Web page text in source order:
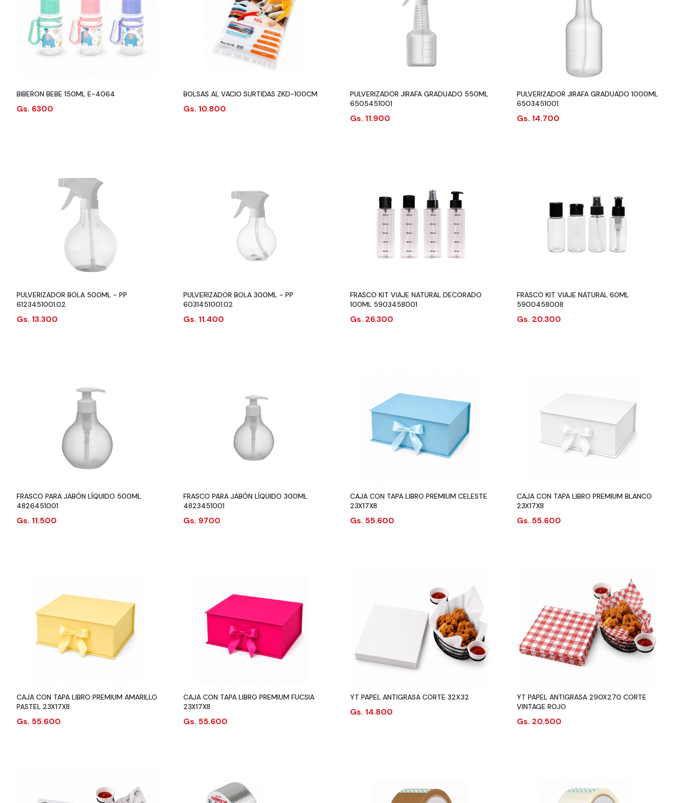
BIBERON BEBE 150ML E-4064
Gs. 6300
BOLSAS AL VACIO SURTIDAS ZKD-100CM
Gs. 10.800
PULVERIZADOR JIRAFA GRADUADO 550ML
6505451001
Gs. 11.900
PULVERIZADOR JIRAFA GRADUADO 1000ML
6503451001
Gs. 14.700
PULVERIZADOR BOLA 500ML - PP
6123451001.02
Gs. 13.300
PULVERIZADOR BOLA 300ML - PP
6031451001.02
Gs. 11.400
FRASCO KIT VIAJE NATURAL DECORADO
100ML 5903458001
Gs. 26.300
FRASCO KIT VIAJE NATURAL 60ML
5900458008
Gs. 20.300
FRASCO PARA JABÓN LÍQUIDO 500ML
4826451001
Gs. 11.500
FRASCO PARA JABÓN LÍQUIDO 300ML
4823451001
Gs. 9700
CAJA CON TAPA LIBRO PREMIUM CELESTE
23X17X8
Gs. 55.600
CAJA CON TAPA LIBRO PREMIUM BLANCO
23X17X8
Gs. 55.600
CAJA CON TAPA LIBRO PREMIUM AMARILLO
PASTEL 23X17X8
Gs. 55.600
CAJA CON TAPA LIBRO PREMIUM FUCSIA
23X17X8
Gs. 55.600
YT PAPEL ANTIGRASA CORTE 32X32
Gs. 14.800
YT PAPEL ANTIGRASA 290X270 CORTE
VINTAGE ROJO
Gs. 20.500